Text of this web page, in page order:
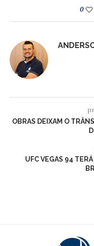
0
OBRAS DEIXAM O
UFC VEGAS 94